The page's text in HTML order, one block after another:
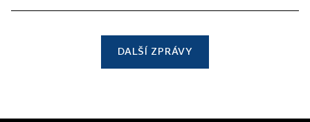
DALŠÍ ZPRÁVY